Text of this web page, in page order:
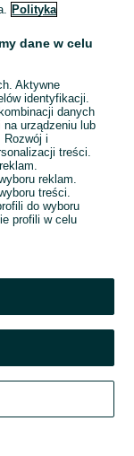
Czat Konto
Polityka
dane w celu
Aktywne
identyfikacji.
danych
na urządzeniu lub
Rozwój i
treści.
reklam.
treści.
do wyboru
profili w celu